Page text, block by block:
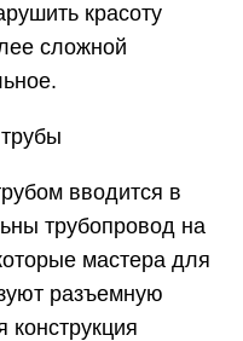
красоту
сложной
вводится в
трубопровод на
мастера для
разъемную